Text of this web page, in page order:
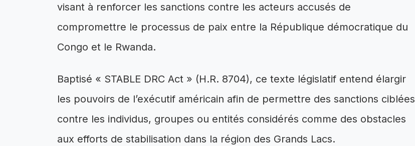
visant à renforcer les sanctions contre les acteurs accusés de
compromettre le processus de paix entre la République démocratique du
Congo et le Rwanda.
Baptisé « STABLE DRC Act » (H.R. 8704), ce texte législatif entend élargir
les pouvoirs de l’exécutif américain afin de permettre des sanctions ciblées
contre les individus, groupes ou entités considérés comme des obstacles
aux efforts de stabilisation dans la région des Grands Lacs.